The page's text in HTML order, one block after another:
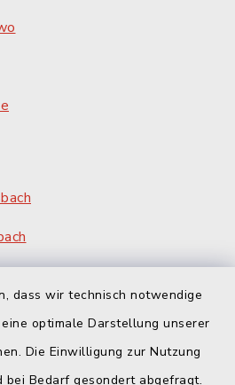
dass wir technisch notwendige
optimale Darstellung unserer
Die Einwilligung zur Nutzung
Bedarf gesondert abgefragt.